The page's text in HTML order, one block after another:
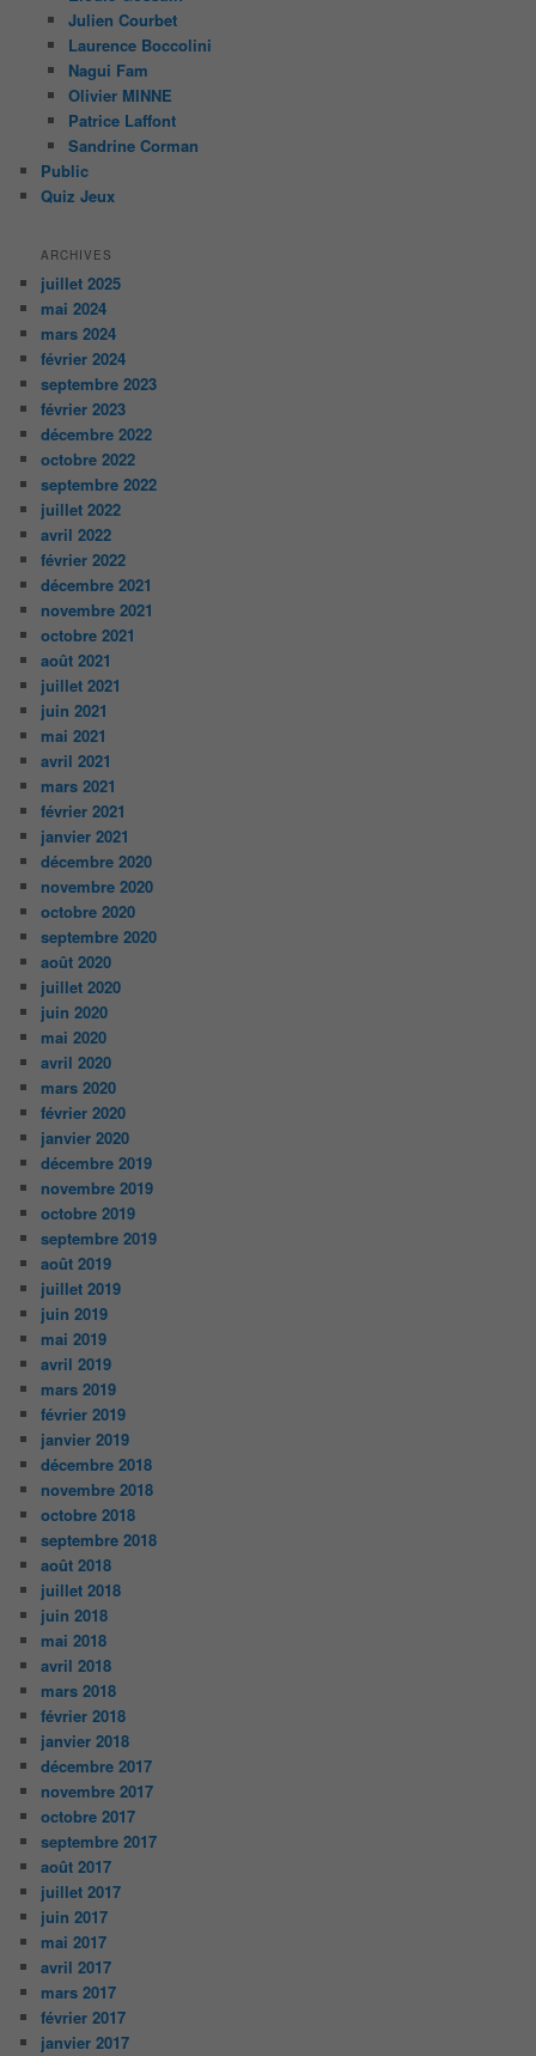
Julien Courbet
Laurence Boccolini
Nagui Fam
Olivier MINNE
Patrice Laffont
Sandrine Corman
Public
Quiz Jeux
ARCHIVES
juillet 2025
mai 2024
mars 2024
février 2024
septembre 2023
février 2023
décembre 2022
octobre 2022
septembre 2022
juillet 2022
avril 2022
février 2022
décembre 2021
novembre 2021
octobre 2021
août 2021
juillet 2021
juin 2021
mai 2021
avril 2021
mars 2021
février 2021
janvier 2021
décembre 2020
novembre 2020
octobre 2020
septembre 2020
août 2020
juillet 2020
juin 2020
mai 2020
avril 2020
mars 2020
février 2020
janvier 2020
décembre 2019
novembre 2019
octobre 2019
septembre 2019
août 2019
juillet 2019
juin 2019
mai 2019
avril 2019
mars 2019
février 2019
janvier 2019
décembre 2018
novembre 2018
octobre 2018
septembre 2018
août 2018
juillet 2018
juin 2018
mai 2018
avril 2018
mars 2018
février 2018
janvier 2018
décembre 2017
novembre 2017
octobre 2017
septembre 2017
août 2017
juillet 2017
juin 2017
mai 2017
avril 2017
mars 2017
février 2017
janvier 2017